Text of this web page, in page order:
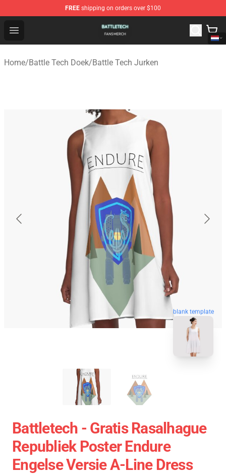
FREE shipping on orders over $100
Open menu
Battle Tech Shop - Official Battle Tech Merchandise Store
Home/Battle Tech Doek/Battle Tech Jurken
blank template
Battletech - Gratis Rasalhague
Republiek Poster Endure
Engelse Versie A-Line Dress